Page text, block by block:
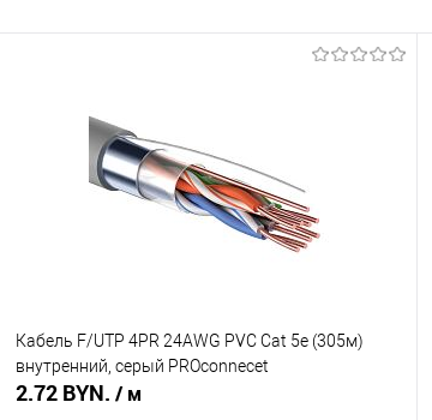
Купить в 1 клик
В избранное
В наличии
Кабель F/UTP 4PR 24AWG PVC Cat 5е (305м)
внутренний, серый PROconnecеt
2.72 BYN. / м